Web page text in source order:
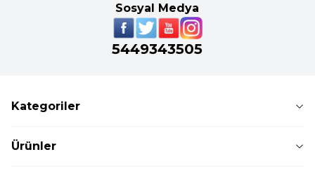
Sosyal Medya
5449343505
Kategoriler
Ürünler